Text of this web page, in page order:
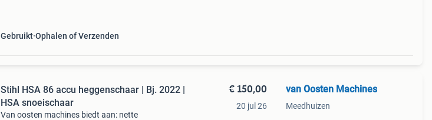
Gebruikt Ophalen of Verzenden
Stihl HSA 86 accu heggenschaar | Bj. 2022 |
HSA snoeischaar
Van oosten machines biedt aan: nette
€ 150,00
20 jul 26
van Oosten Machines
Meedhuizen